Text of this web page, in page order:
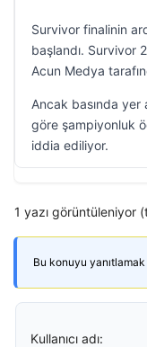
Survivor finalinin
başlandı. Survivor
Acun Medya
Ancak basında
göre şampiyonluk
iddia ediliyor.
1 yazı görüntüleniyor
Bu konuyu yanıtlamak
Kullanıcı adı: